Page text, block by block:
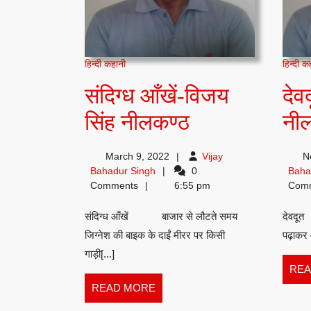
हिन्दी कहानी
संदिग्ध आँखें-विजय
सिंह नीलकण्ठसंदिग्ध
आँखें-
विजय
नीलकण्ठ
March 9, 2022
Vijay
Bahadur Singh Vijay
Bahadur
0
Comments
6:55 pm
संदिग्ध आँखें बाजार से लौटते समय
जिग्नेश की बाइक के दाईं मीरर पर किसी
गाड़ी[...]
READ MORE
MORE
हिन्दी
पढ़ाकर